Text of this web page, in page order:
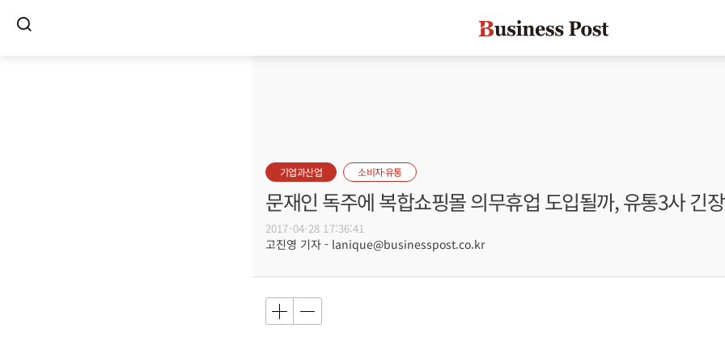
기업과산업 소비자·유통
문재인 독주에 복합쇼핑몰 의무휴업 도입될까, 유통3사 긴장
2017-04-28 17:36:41
고진영 기자 - lanique@businesspost.co.kr